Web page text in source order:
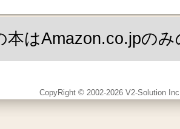
本はAmazon.co.jpの
CopyRight © 2002-2026 V2-Solution